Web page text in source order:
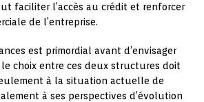
faciliter l’accès au crédit et renforcer
de l’entreprise.
est primordial avant d’envisager
le choix entre ces deux structures doit
à la situation actuelle de
à ses perspectives d’évolution